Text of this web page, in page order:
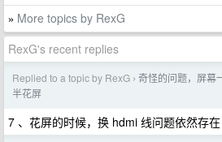
» More topics by RexG
RexG's recent replies
Replied to a topic by RexG › 奇怪的问题，屏幕
半花屏
7 、花屏的时候，换 hdmi 线问题依然存